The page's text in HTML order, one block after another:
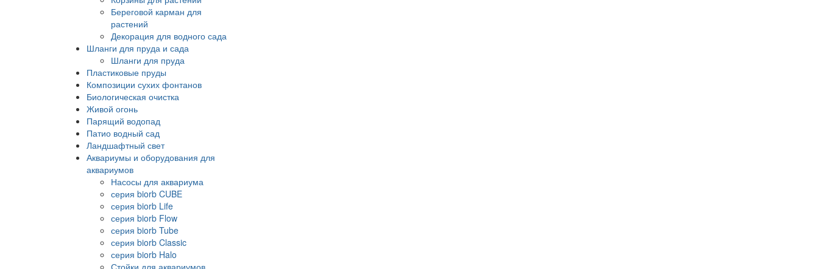
Береговой карман для
растений
Декорация для водного сада
Шланги для пруда и сада
Шланги для пруда
Пластиковые пруды
Композиции сухих фонтанов
Биологическая очистка
Живой огонь
Парящий водопад
Патио водный сад
Ландшафтный свет
Аквариумы и оборудования для
аквариумов
Насосы для аквариума
серия biorb CUBE
серия biorb Life
серия biorb Flow
серия biorb Tube
серия biorb Classic
серия biorb Halo
Стойки для аквариумов